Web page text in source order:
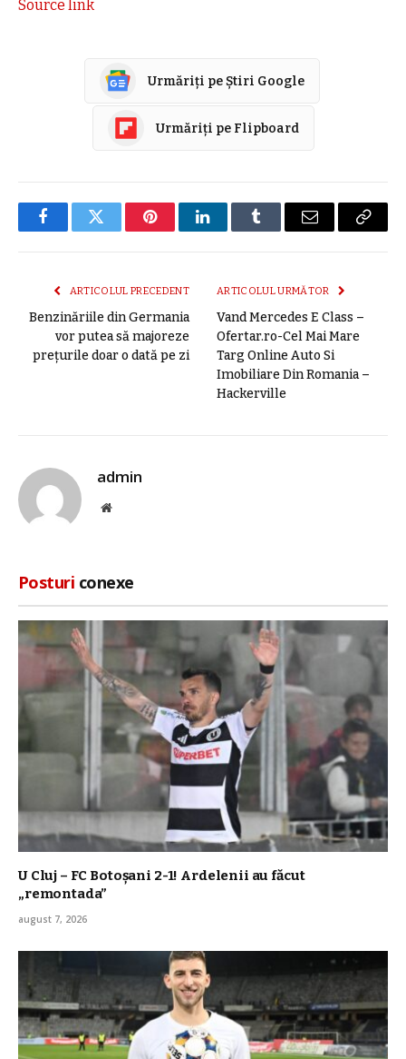
Source link
Urmăriți pe Știri Google
Urmăriți pe Flipboard
FacebookTwitter PinterestLinkedInTumblr E-
ARTICOLUL PRECEDENT
Benzinăriile din Germania
vor putea să majoreze
preţurile doar o dată pe zi
ARTICOLUL URMĂTOR
Vand Mercedes E Class –
Ofertar.ro-Cel Mai Mare
Targ Online Auto Si
Imobiliare Din Romania –
Hackerville
admin
Site
Posturi conexe
U Cluj – FC Botoșani 2-1! Ardelenii au făcut
„remontada”
august 7, 2026